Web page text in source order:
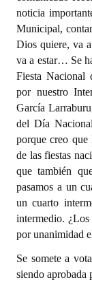
noticia
Municipal,
Dios quiere, va
va a estar… Se
Fiesta Nacional
por nuestro
García
del Día
porque creo
de las fiestas
que también
pasamos a un
un cuarto
intermedio.
por unanimidad
Se somete a
siendo aprobada